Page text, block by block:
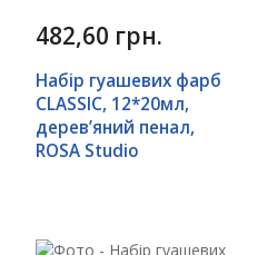
482,60 грн.
Набір гуашевих фарб
CLASSIC, 12*20мл,
дерев’яний пенал,
ROSA Studio